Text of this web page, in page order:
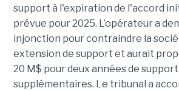
support à l'expiration de l'accord
prévue pour 2025. L’opérateur a
injonction pour contraindre la
extension de support et aurait
20 M$ pour deux années de support
supplémentaires. Le tribunal a